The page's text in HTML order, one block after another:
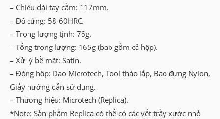
– Chiều dài tay cầm: 117mm.
– Độ cứng: 58-60HRC.
– Trọng lượng tịnh: 76g.
– Tổng trọng lượng: 165g (bao gồm cả hộp).
– Xử lý bề mặt: Satin.
– Đóng hộp: Dao Microtech, Tool tháo lắp, Bao đựng Nylon,
Giấy hướng dẫn sử dụng.
– Thương hiệu: Microtech (Replica).
*Note: Sản phẩm Replica có thể có các vết trầy xước nhỏ